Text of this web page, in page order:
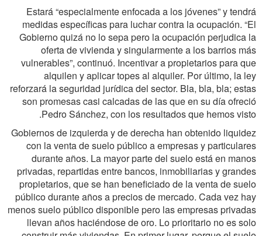
Estará “especialmente enfocada a los jóvenes” y tendrá
medidas específicas para luchar contra la ocupación. “El
Gobierno quizá no lo sepa pero la ocupación perjudica la
oferta de vivienda y singularmente a los barrios más
vulnerables”, continuó. Incentivar a propietarios para que
alquilen y aplicar topes al alquiler. Por último, la ley
reforzará la seguridad jurídica del sector. Bla, bla, bla; estas
son promesas casi calcadas de las que en su día ofreció
Pedro Sánchez, con los resultados que hemos visto.
Gobiernos de izquierda y de derecha han obtenido liquidez
con la venta de suelo público a empresas y particulares
durante años. La mayor parte del suelo está en manos
privadas, repartidas entre bancos, inmobiliarias y grandes
propietarios, que se han beneficiado de la venta de suelo
público durante años a precios de mercado. Cada vez hay
menos suelo público disponible pero las empresas privadas
llevan años haciéndose de oro. Lo prioritario no es solo